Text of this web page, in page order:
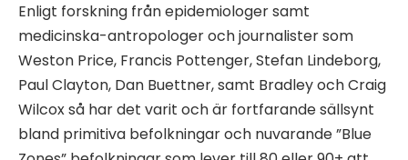
Enligt forskning från epidemiologer samt
medicinska-antropologer och journalister som
Weston Price, Francis Pottenger, Stefan Lindeborg,
Paul Clayton, Dan Buettner, samt Bradley och Craig
Wilcox så har det varit och är fortfarande sällsynt
bland primitiva befolkningar och nuvarande ”Blue